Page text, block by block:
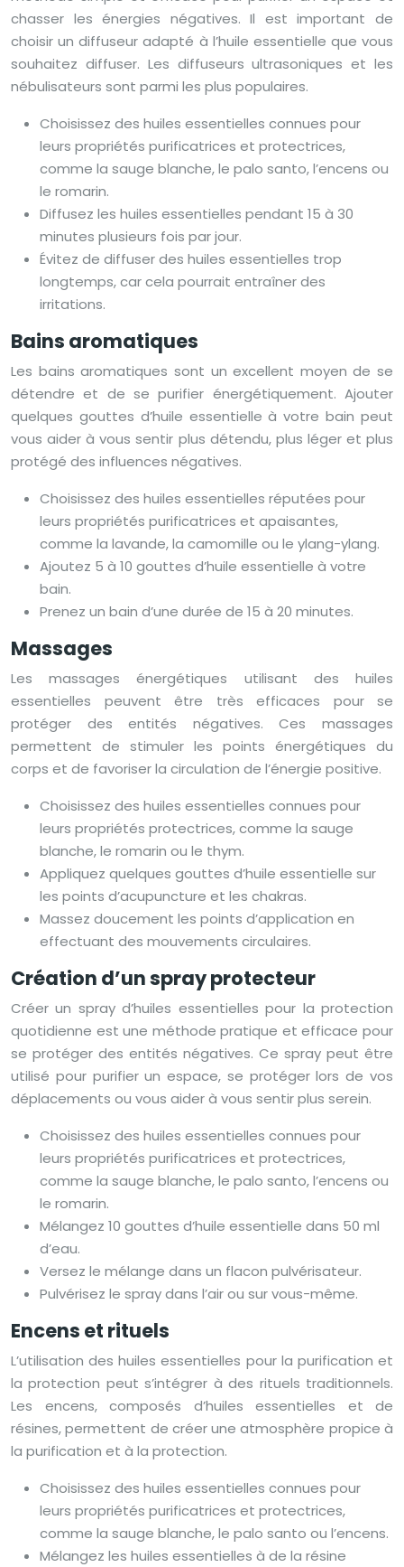
chasser les énergies négatives. Il est important de
choisir un diffuseur adapté à l’huile essentielle que vous
souhaitez diffuser. Les diffuseurs ultrasoniques et les
nébulisateurs sont parmi les plus populaires.
Choisissez des huiles essentielles connues pour
leurs propriétés purificatrices et protectrices,
comme la sauge blanche, le palo santo, l’encens ou
le romarin.
Diffusez les huiles essentielles pendant 15 à 30
minutes plusieurs fois par jour.
Évitez de diffuser des huiles essentielles trop
longtemps, car cela pourrait entraîner des
irritations.
Bains aromatiques
Les bains aromatiques sont un excellent moyen de se
détendre et de se purifier énergétiquement. Ajouter
quelques gouttes d’huile essentielle à votre bain peut
vous aider à vous sentir plus détendu, plus léger et plus
protégé des influences négatives.
Choisissez des huiles essentielles réputées pour
leurs propriétés purificatrices et apaisantes,
comme la lavande, la camomille ou le ylang-ylang.
Ajoutez 5 à 10 gouttes d’huile essentielle à votre
bain.
Prenez un bain d’une durée de 15 à 20 minutes.
Massages
Les massages énergétiques utilisant des huiles
essentielles peuvent être très efficaces pour se
protéger des entités négatives. Ces massages
permettent de stimuler les points énergétiques du
corps et de favoriser la circulation de l’énergie positive.
Choisissez des huiles essentielles connues pour
leurs propriétés protectrices, comme la sauge
blanche, le romarin ou le thym.
Appliquez quelques gouttes d’huile essentielle sur
les points d’acupuncture et les chakras.
Massez doucement les points d’application en
effectuant des mouvements circulaires.
Création d’un spray protecteur
Créer un spray d’huiles essentielles pour la protection
quotidienne est une méthode pratique et efficace pour
se protéger des entités négatives. Ce spray peut être
utilisé pour purifier un espace, se protéger lors de vos
déplacements ou vous aider à vous sentir plus serein.
Choisissez des huiles essentielles connues pour
leurs propriétés purificatrices et protectrices,
comme la sauge blanche, le palo santo, l’encens ou
le romarin.
Mélangez 10 gouttes d’huile essentielle dans 50 ml
d’eau.
Versez le mélange dans un flacon pulvérisateur.
Pulvérisez le spray dans l’air ou sur vous-même.
Encens et rituels
L’utilisation des huiles essentielles pour la purification et
la protection peut s’intégrer à des rituels traditionnels.
Les encens, composés d’huiles essentielles et de
résines, permettent de créer une atmosphère propice à
la purification et à la protection.
Choisissez des huiles essentielles connues pour
leurs propriétés purificatrices et protectrices,
comme la sauge blanche, le palo santo ou l’encens.
Mélangez les huiles essentielles à de la résine